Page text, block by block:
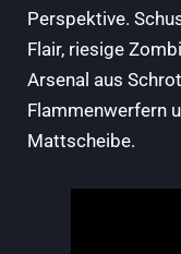
Perspektive.
Flair, riesige
Arsenal aus
Flammenwerfern
Mattscheibe.